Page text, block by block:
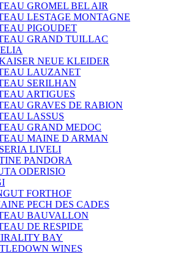
GROMEL BEL AIR
LESTAGE MONTAGNE
PIGOUDET
GRAND TUILLAC
NEUE KLEIDER
LAUZANET
SERILHAN
ARTIGUES
GRAVES DE RABION
LASSUS
GRAND MEDOC
MAINE D ARMAN
LIVELI
PANDORA
ODERISIO
FORTHOF
PECH DES CADES
BAUVALLON
DE RESPIDE
BAY
WINES